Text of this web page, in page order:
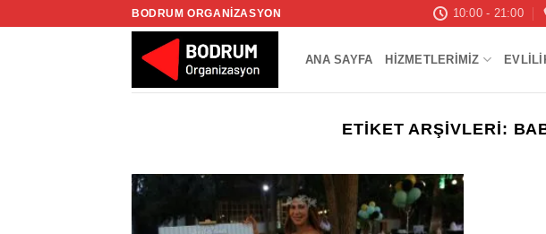
BODRUM ORGANIZASYON 10:00 - 21:00
ANA SAYFA HIZMETLERIMIZ
ETIKET ARŞIVLERI: